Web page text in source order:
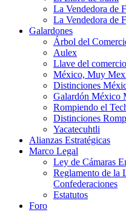
La Vendedora de
La Vendedora de
Galardones
Árbol del
Aulex
Llave del comercio
México, Muy
Distinciones
Galardón México
Rompiendo el
Distinciones
Yacatecuhtli
Alianzas Estratégicas
Marco Legal
Ley de Cámaras
Reglamento de la
Confederaciones
Estatutos
Foro